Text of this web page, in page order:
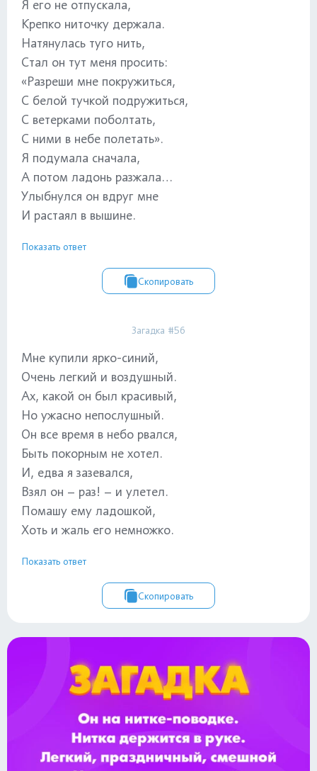
Я его не отпускала,
Крепко ниточку держала.
Натянулась туго нить,
Стал он тут меня просить:
«Разреши мне покружиться,
С белой тучкой подружиться,
С ветерками поболтать,
С ними в небе полетать».
Я подумала сначала,
А потом ладонь разжала…
Улыбнулся он вдруг мне
И растаял в вышине.
Показать ответ
Скопировать
Загадка #56
Мне купили ярко-синий,
Очень легкий и воздушный.
Ах, какой он был красивый,
Но ужасно непослушный.
Он все время в небо рвался,
Быть покорным не хотел.
И, едва я зазевался,
Взял он – раз! – и улетел.
Помашу ему ладошкой,
Хоть и жаль его немножко.
Показать ответ
Скопировать